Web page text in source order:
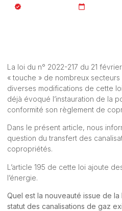
La loi du n° 2022-217 du 21
« touche » de nombreux
diverses modifications de cette
déjà évoqué l’instauration de la
conformité son règlement de
Dans le présent article, nous
question du transfert des
copropriétés.
L’article 195 de cette loi ajoute
l’énergie.
Quel est la nouveauté issue de
statut des canalisations de gaz